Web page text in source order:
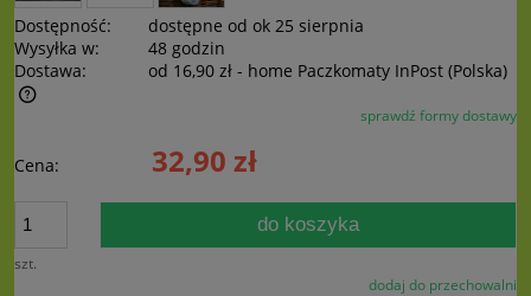
Dostępność:
dostępne od ok 25 sierpnia
Wysyłka w:
48 godzin
Dostawa:
od 16,90 zł - home Paczkomaty InPost (Polska)
Cena nie zawiera ewentualnych kosztów płatnościsprawdź formy dostawy
Cena: 32,90 zł
szt.
do koszyka
dodaj do przechowalni